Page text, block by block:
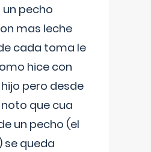
pecho
mas leche
cada toma le
hice con
pero desde
que cua
un pecho (el
se queda